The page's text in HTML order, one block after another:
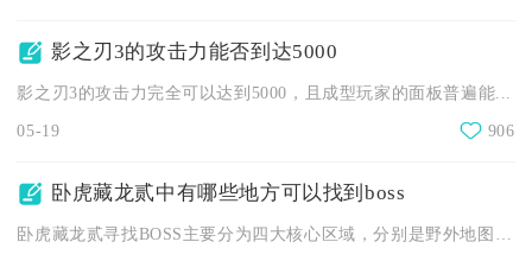
影之刃3的攻击力能否到达5000
影之刃3的攻击力完全可以达到5000，且成型玩家的面板普遍能...
05-19 906
卧虎藏龙贰中有哪些地方可以找到boss